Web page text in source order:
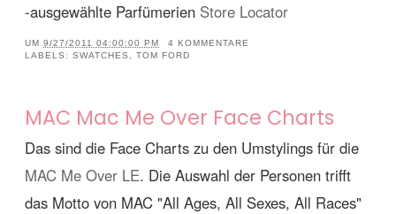
-ausgewählte Parfümerien Store Locator
UM 9/27/2011 04:00:00 PM
4 KOMMENTARE
LABELS: SWATCHES TOM FORD
MAC Mac Me Over Face Charts
Das sind die Face Charts zu den Umstylings für die
MAC Me Over LE. Die Auswahl der Personen trifft
das Motto von MAC "All Ages, All Sexes, All Races"